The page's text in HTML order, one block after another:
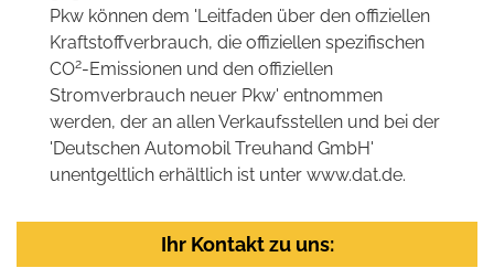
Pkw können dem 'Leitfaden über den offiziellen
Kraftstoffverbrauch, die offiziellen spezifischen
CO2-Emissionen und den offiziellen
Stromverbrauch neuer Pkw' entnommen
werden, der an allen Verkaufsstellen und bei der
'Deutschen Automobil Treuhand GmbH'
unentgeltlich erhältlich ist unter www.dat.de.
Ihr Kontakt zu uns: